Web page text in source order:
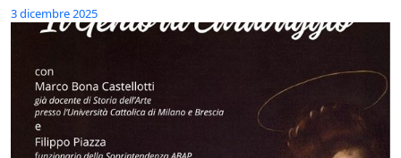
3 dicembre 2025